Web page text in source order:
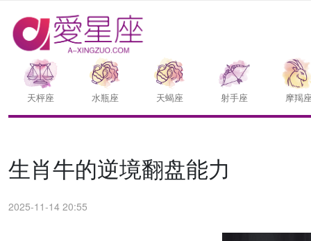
天枰座 水瓶座 天蝎座 射手座 摩羯
生肖牛的逆境翻盘能力
2025-11-14 20:55